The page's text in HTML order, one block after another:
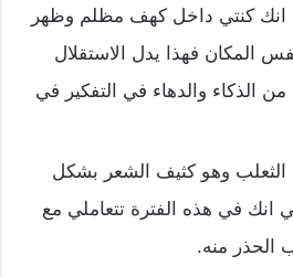
انك كنتي داخل كهف مظلم وظهر
المكان فهذا يدل الاستقلال
الذكاء والدهاء في التفكير في
الثعلب وهو كثيف الشعر بشكل
انك في هذه الفترة تتعاملي مع
الحذر منه.